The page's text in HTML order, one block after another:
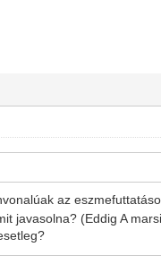
az
javasolna? (Eddig A